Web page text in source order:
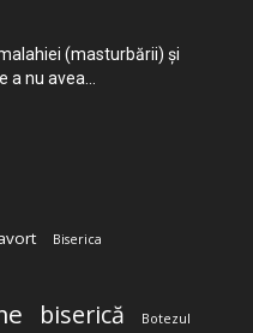
(masturbării) şi
a nu avea...
Biserica
biserică Botezul